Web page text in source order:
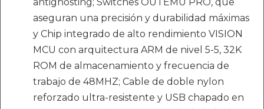
aseguran una precisión y durabilidad máximas
y Chip integrado de alto rendimiento VISION
MCU con arquitectura ARM de nivel 5-5, 32K
ROM de almacenamiento y frecuencia de
trabajo de 48MHZ; Cable de doble nylon
reforzado ultra-resistente y USB chapado en